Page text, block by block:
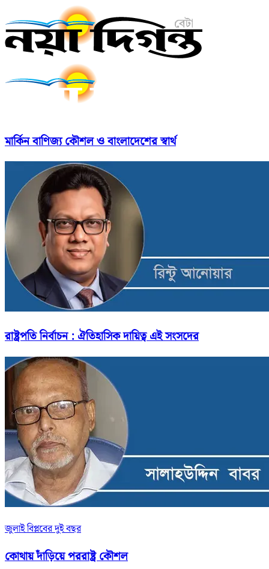
মার্কিন বাণিজ্য কৌশল ও বাংলাদেশের স্বার্থ
রাষ্ট্রপতি নির্বাচন : ঐতিহাসিক দায়িত্ব এই সংসদের
জুলাই বিপ্লবের দুই বছর
কোথায় দাঁড়িয়ে পররাষ্ট্র কৌশল